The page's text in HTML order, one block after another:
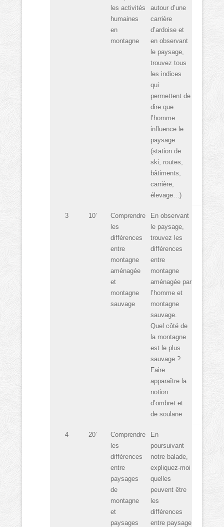
les activités
humaines
en
montagne
autour d’une
carrière
d’ardoise et
en observant
le paysage,
trouvez tous
les indices
qui
permettent de
dire que
l’homme
influence le
paysage
(station de
ski, routes,
bâtiments,
carrière,
élevage…)
3 10’
Comprendre
les
différences
entre
montagne
aménagée
et
montagne
sauvage
En observant
le paysage,
trouvez les
différences
entre
montagne
aménagée par
l’homme et
montagne
sauvage.
Quel côté de
la montagne
est le plus
sauvage ?
Faire
apparaître la
notion
d’ombret et
de soulane
4 20’
Comprendre
les
différences
entre
paysages
de
montagne
et
paysages
En
poursuivant
notre balade,
expliquez-moi
quelles
peuvent être
les
différences
entre paysage